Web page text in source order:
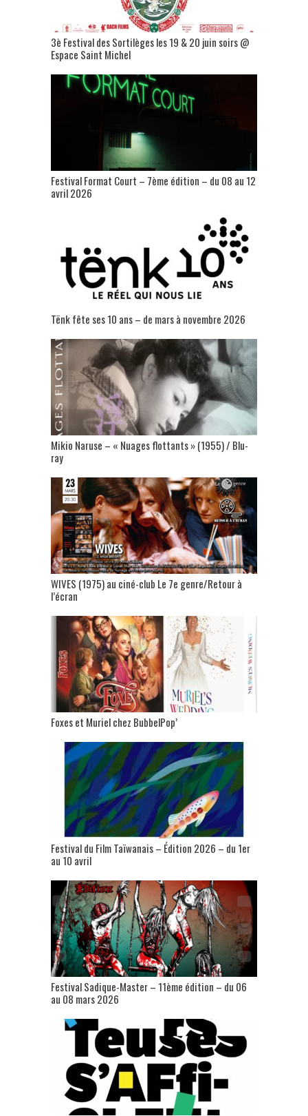
3è Festival des Sortilèges les 19 & 20 juin soirs @
Espace Saint Michel
Festival Format Court – 7ème édition – du 08 au 12
avril 2026
Tënk fête ses 10 ans – de mars à novembre 2026
Mikio Naruse – « Nuages flottants » (1955) / Blu-
ray
WIVES (1975) au ciné-club Le 7e genre/Retour à
l’écran
Foxes et Muriel chez BubbelPop’
Festival du Film Taïwanais – Édition 2026 – du 1er
au 10 avril
Festival Sadique-Master – 11ème édition – du 06
au 08 mars 2026